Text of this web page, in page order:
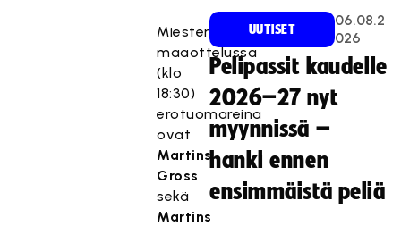
Miesten
maaottelussa
(klo
18:30)
erotuomareina
ovat
Martins
Gross
sekä
Martins
UUTISET
06.08.2
026
Pelipassit kaudelle
2026–27 nyt
myynnissä –
hanki ennen
ensimmäistä peliä